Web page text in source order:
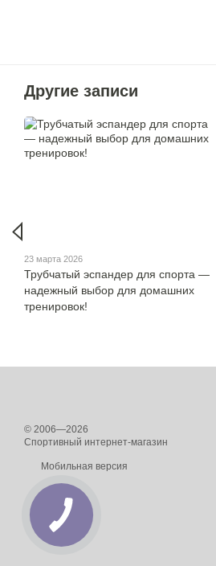
Другие записи
23 марта 2026
Трубчатый эспандер для спорта —
надежный выбор для домашних
тренировок!
© 2006—2026
Спортивный интернет-магазин
Мобильная версия